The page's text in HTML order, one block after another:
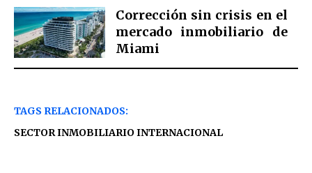
Corrección sin crisis en el
mercado inmobiliario de
Miami
TAGS RELACIONADOS:
SECTOR INMOBILIARIO INTERNACIONAL